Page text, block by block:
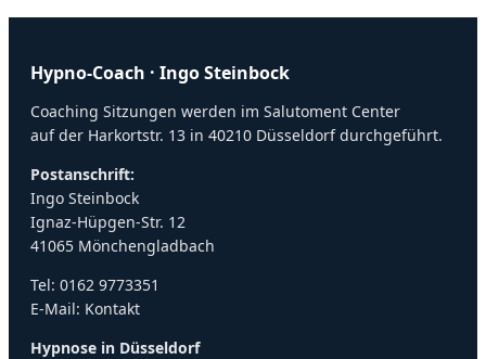
Hypno-Coach · Ingo Steinbock
Coaching Sitzungen werden im Salutoment Center
auf der Harkortstr. 13 in 40210 Düsseldorf durchgeführt.
Postanschrift:
Ingo Steinbock
Ignaz-Hüpgen-Str. 12
41065 Mönchengladbach
Tel: 0162 9773351
E-Mail: Kontakt
Hypnose in Düsseldorf